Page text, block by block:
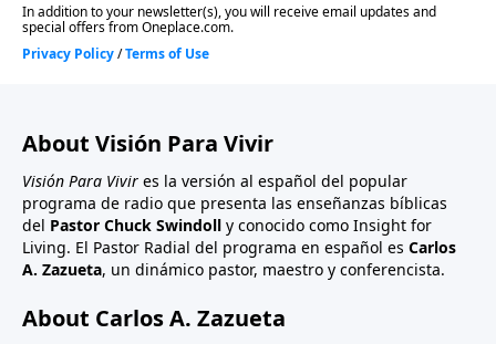
About Visión Para Vivir
Visión Para Vivir es la versión al español del popular
programa de radio que presenta las enseñanzas bíblicas
del Pastor Chuck Swindoll y conocido como Insight for
Living. El Pastor Radial del programa en español es Carlos
A. Zazueta, un dinámico pastor, maestro y conferencista.
About Carlos A. Zazueta